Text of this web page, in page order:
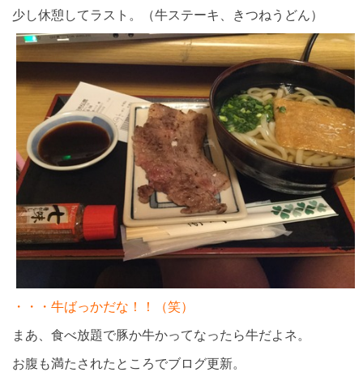
少し休憩してラスト。（牛ステーキ、きつねうどん）
・・・牛ばっかだな！！（笑）
まあ、食べ放題で豚か牛かってなったら牛だよネ。
お腹も満たされたところでブログ更新。